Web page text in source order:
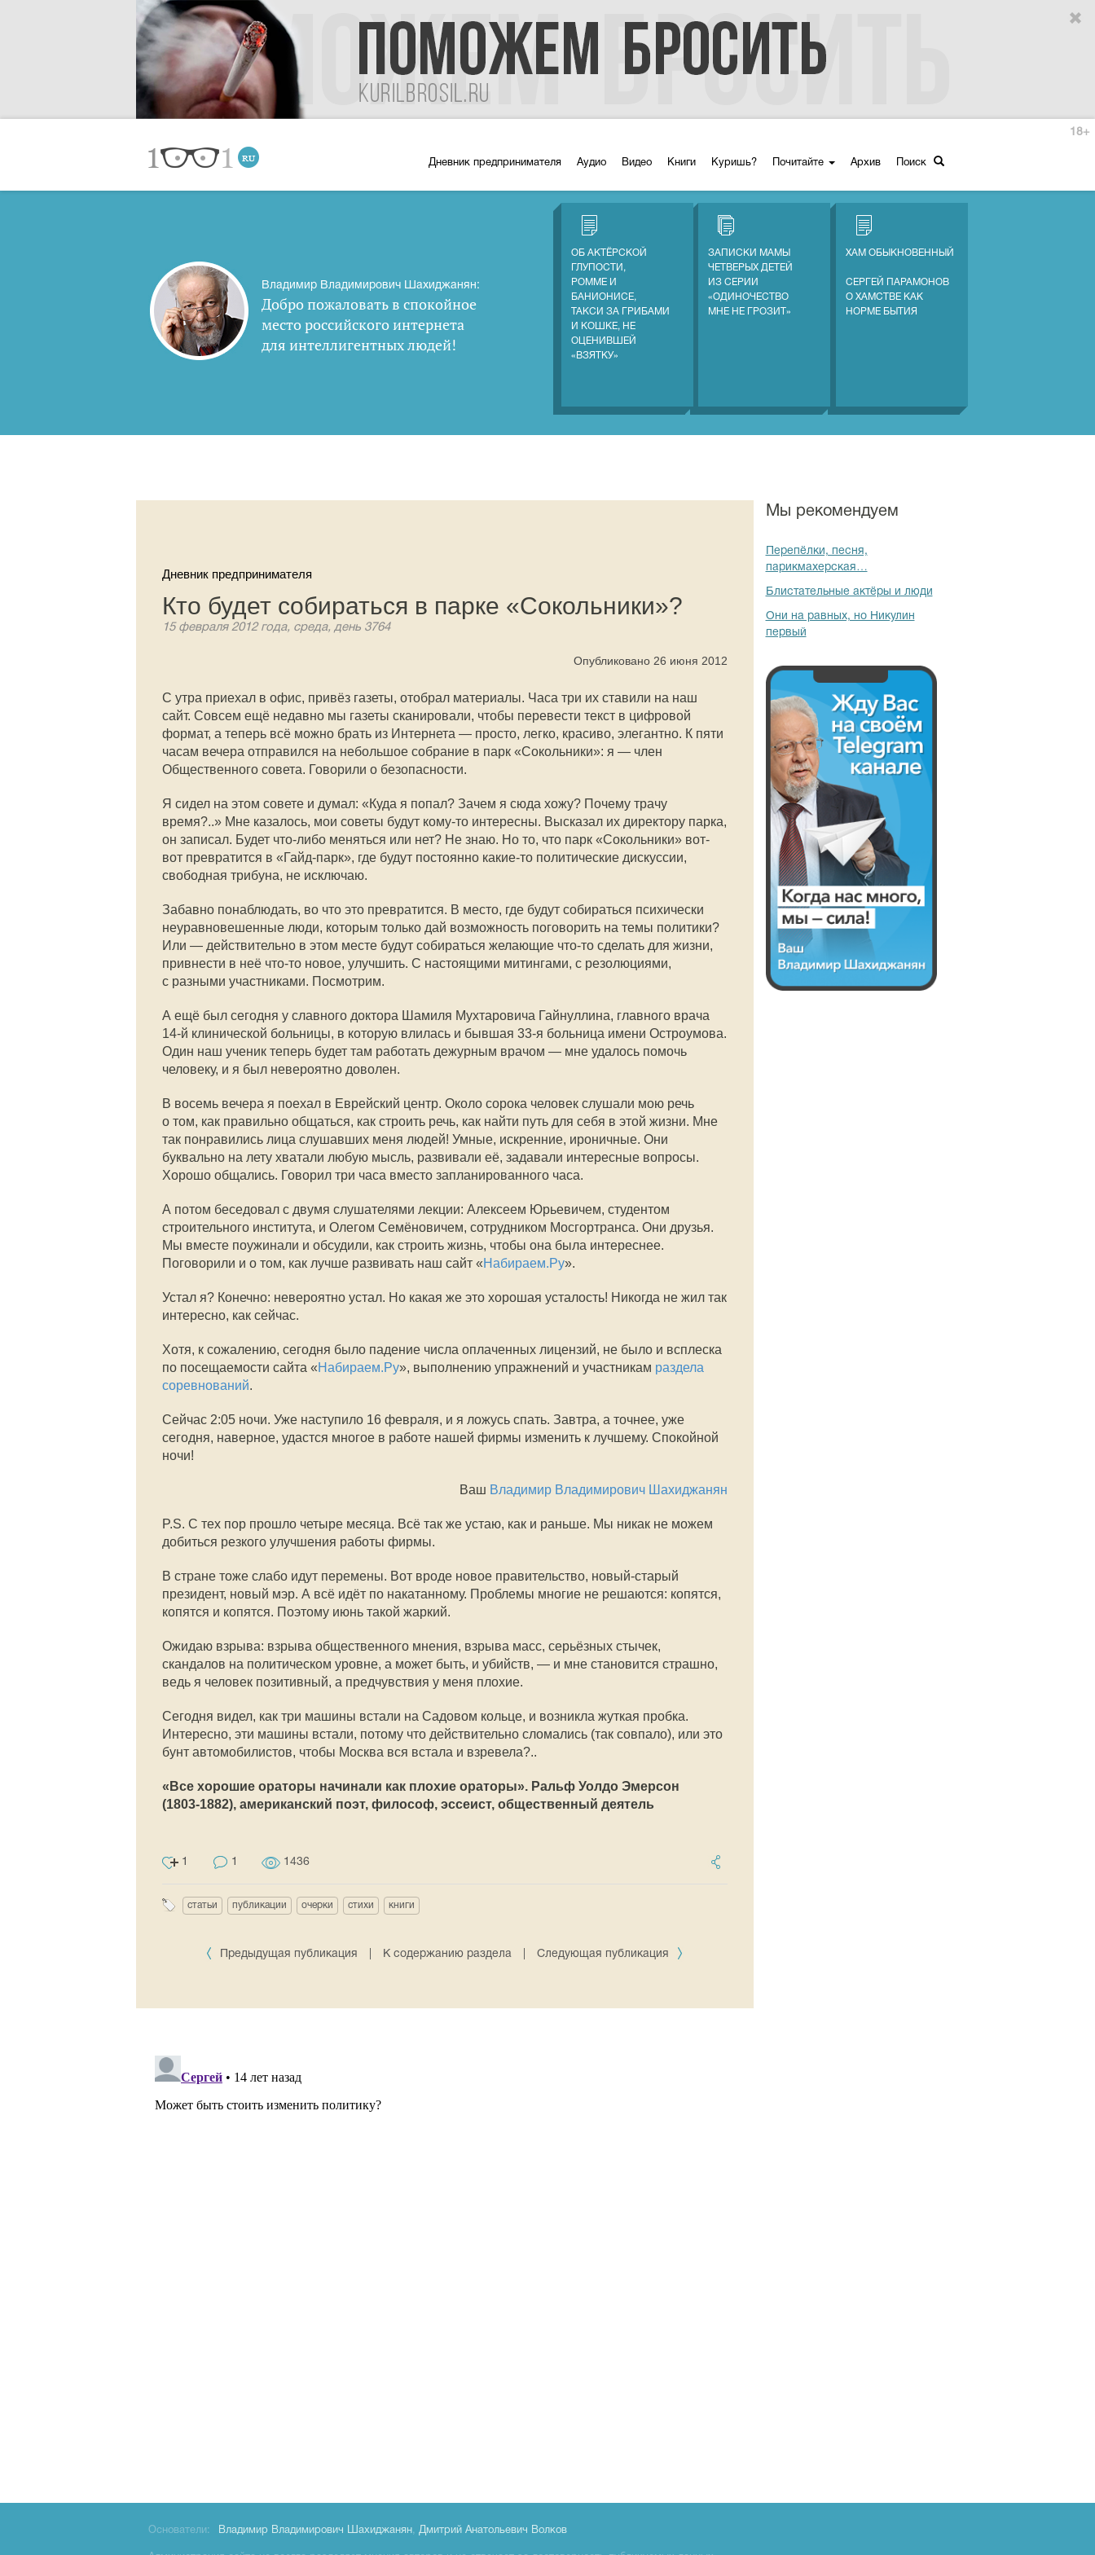
Дневник предпринимателя Аудио Видео Книги Куришь? Почитайте Архив Поиск
18+
Владимир Владимирович Шахиджанян:
Добро пожаловать в спокойное
место российского интернета
для интеллигентных людей!
ОБ АКТЁРСКОЙ
ГЛУПОСТИ,
РОММЕ И
БАНИОНИСЕ,
ТАКСИ ЗА ГРИБАМИ
И КОШКЕ, НЕ
ОЦЕНИВШЕЙ
«ВЗЯТКУ»
ЗАПИСКИ МАМЫ
ЧЕТВЕРЫХ ДЕТЕЙ
ИЗ СЕРИИ
«ОДИНОЧЕСТВО
МНЕ НЕ ГРОЗИТ»
ХАМ ОБЫКНОВЕННЫЙ
СЕРГЕЙ ПАРАМОНОВ
О ХАМСТВЕ КАК
НОРМЕ БЫТИЯ
Дневник предпринимателя
Кто будет собираться в парке «Сокольники»?
15 февраля 2012 года, среда, день 3764
Опубликовано 26 июня 2012
С утра приехал в офис, привёз газеты, отобрал материалы. Часа три их ставили на наш
сайт. Совсем ещё недавно мы газеты сканировали, чтобы перевести текст в цифровой
формат, а теперь всё можно брать из Интернета — просто, легко, красиво, элегантно. К пяти
часам вечера отправился на небольшое собрание в парк «Сокольники»: я — член
Общественного совета. Говорили о безопасности.
Я сидел на этом совете и думал: «Куда я попал? Зачем я сюда хожу? Почему трачу
время?..» Мне казалось, мои советы будут кому-то интересны. Высказал их директору парка,
он записал. Будет что-либо меняться или нет? Не знаю. Но то, что парк «Сокольники» вот-
вот превратится в «Гайд-парк», где будут постоянно какие-то политические дискуссии,
свободная трибуна, не исключаю.
Забавно понаблюдать, во что это превратится. В место, где будут собираться психически
неуравновешенные люди, которым только дай возможность поговорить на темы политики?
Или — действительно в этом месте будут собираться желающие что-то сделать для жизни,
привнести в неё что-то новое, улучшить. С настоящими митингами, с резолюциями,
с разными участниками. Посмотрим.
А ещё был сегодня у славного доктора Шамиля Мухтаровича Гайнуллина, главного врача
14-й клинической больницы, в которую влилась и бывшая 33-я больница имени Остроумова.
Один наш ученик теперь будет там работать дежурным врачом — мне удалось помочь
человеку, и я был невероятно доволен.
В восемь вечера я поехал в Еврейский центр. Около сорока человек слушали мою речь
о том, как правильно общаться, как строить речь, как найти путь для себя в этой жизни. Мне
так понравились лица слушавших меня людей! Умные, искренние, ироничные. Они
буквально на лету хватали любую мысль, развивали её, задавали интересные вопросы.
Хорошо общались. Говорил три часа вместо запланированного часа.
А потом беседовал с двумя слушателями лекции: Алексеем Юрьевичем, студентом
строительного института, и Олегом Семёновичем, сотрудником Мосгортранса. Они друзья.
Мы вместе поужинали и обсудили, как строить жизнь, чтобы она была интереснее.
Поговорили и о том, как лучше развивать наш сайт «Набираем.Ру».
Устал я? Конечно: невероятно устал. Но какая же это хорошая усталость! Никогда не жил так
интересно, как сейчас.
Хотя, к сожалению, сегодня было падение числа оплаченных лицензий, не было и всплеска
по посещаемости сайта «Набираем.Ру», выполнению упражнений и участникам раздела
соревнований.
Сейчас 2:05 ночи. Уже наступило 16 февраля, и я ложусь спать. Завтра, а точнее, уже
сегодня, наверное, удастся многое в работе нашей фирмы изменить к лучшему. Спокойной
ночи!
Ваш Владимир Владимирович Шахиджанян
P.S. C тех пор прошло четыре месяца. Всё так же устаю, как и раньше. Мы никак не можем
добиться резкого улучшения работы фирмы.
В стране тоже слабо идут перемены. Вот вроде новое правительство, новый-старый
президент, новый мэр. А всё идёт по накатанному. Проблемы многие не решаются: копятся,
копятся и копятся. Поэтому июнь такой жаркий.
Ожидаю взрыва: взрыва общественного мнения, взрыва масс, серьёзных стычек,
скандалов на политическом уровне, а может быть, и убийств, — и мне становится страшно,
ведь я человек позитивный, а предчувствия у меня плохие.
Сегодня видел, как три машины встали на Садовом кольце, и возникла жуткая пробка.
Интересно, эти машины встали, потому что действительно сломались (так совпало), или это
бунт автомобилистов, чтобы Москва вся встала и взревела?..
«Все хорошие ораторы начинали как плохие ораторы». Ральф Уолдо Эмерсон
(1803-1882), американский поэт, философ, эссеист, общественный деятель
1 1 1436
статьи публикации очерки стихи книги
Предыдущая публикация К содержанию раздела Следующая публикация
Мы рекомендуем
Перепёлки, песня,
парикмахерская…
Блистательные актёры и люди
Они на равных, но Никулин
первый
Основатели: Владимир Владимирович Шахиджанян, Дмитрий Анатольевич Волков